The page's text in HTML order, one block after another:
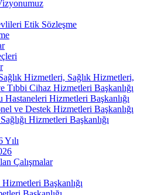
Etik Sözleşme
Hizmetleri, Sağlık Hizmetleri,
Tıbbi Cihaz Hizmetleri Başkanlığı
Hastaneleri Hizmetleri Başkanlığı
ve Destek Hizmetleri Başkanlığı
Hizmetleri Başkanlığı
Çalışmalar
Başkanlığı